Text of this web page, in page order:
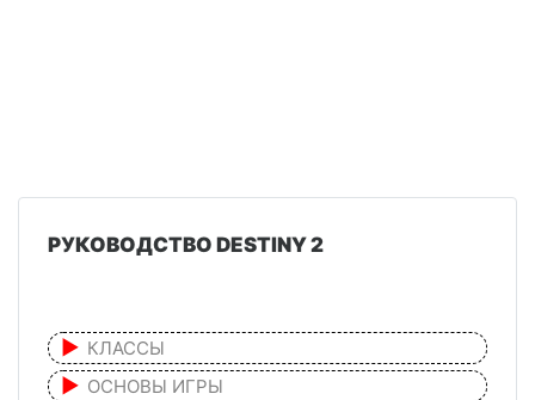
РУКОВОДСТВО DESTINY 2
КЛАССЫ
ОСНОВЫ ИГРЫ